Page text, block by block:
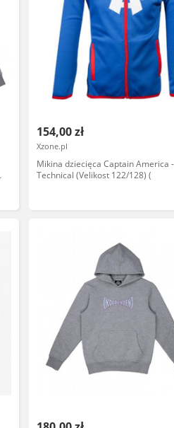
154,00 zł
Xzone.pl
Mikina dziecięca Captain America -
Technical (Velikost 122/128) (